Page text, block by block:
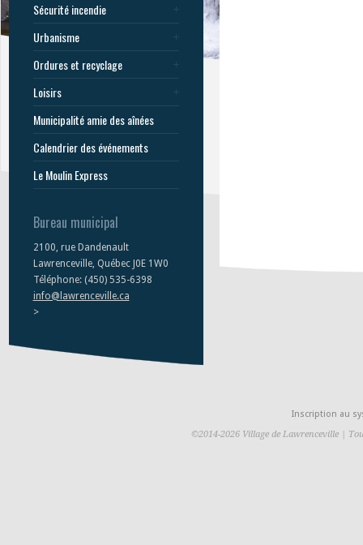
Sécurité incendie
Urbanisme
Ordures et recyclage
Loisirs
Municipalité amie des aînées
Calendrier des événements
Le Moulin Express
Bureau municipal
2100, rue Dandenault
Lawrenceville, Québec J0E 1W0
Téléphone: (450) 535-6398
info@lawrenceville.ca
>
Inscription au
©2014-2026 Village de Lawrenceville |